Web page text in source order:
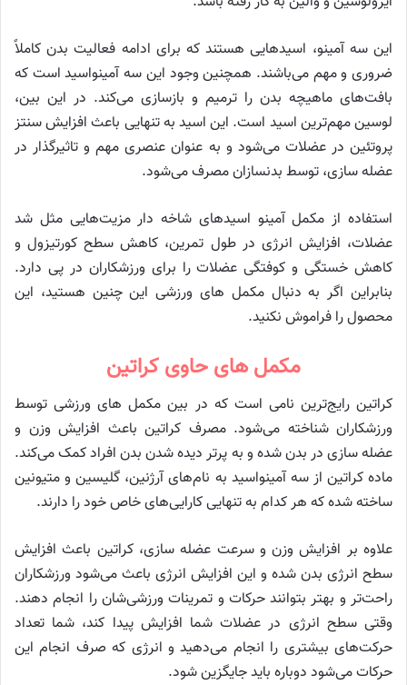
این سه آمینو، اسیدهایی هستند که برای ادامه فعالیت بدن کاملاً
ضروری و مهم می‌باشند. همچنین وجود این سه آمینواسید است که
بافت‌های ماهیچه بدن را ترمیم و بازسازی می‌کند. در این بین،
لوسین مهم‌ترین اسید است. این اسید به تنهایی باعث افزایش سنتز
پروتئین در عضلات می‌شود و به عنوان عنصری مهم و تاثیرگذار در
عضله سازی، توسط بدنسازان مصرف می‌شود.
استفاده از مکمل آمینو اسیدهای شاخه دار مزیت‌هایی مثل شد
عضلات، افزایش انرژی در طول تمرین، کاهش سطح کورتیزول و
کاهش خستگی و کوفتگی عضلات را برای ورزشکاران در پی دارد.
بنابراین اگر به دنبال مکمل های ورزشی این چنین هستید، این
محصول را فراموش نکنید.
مکمل های حاوی کراتین
کراتین رایج‌ترین نامی است که در بین مکمل های ورزشی توسط
ورزشکاران شناخته می‌شود. مصرف کراتین باعث افزایش وزن و
عضله سازی در بدن شده و به پرتر دیده شدن بدن افراد کمک می‌کند.
ماده کراتین از سه آمینواسید به نام‌های آرژنین، گلیسین و متیونین
ساخته شده که هر کدام به تنهایی کارایی‌های خاص خود را دارند.
علاوه بر افزایش وزن و سرعت عضله سازی، کراتین باعث افزایش
سطح انرژی بدن شده و این افزایش انرژی باعث می‌شود ورزشکاران
راحت‌تر و بهتر بتوانند حرکات و تمرینات ورزشی‌شان را انجام دهند.
وقتی سطح انرژی در عضلات شما افزایش پیدا کند، شما تعداد
حرکت‌های بیشتری را انجام می‌دهید و انرژی که صرف انجام این
حرکات می‌شود دوباره باید جایگزین شود.